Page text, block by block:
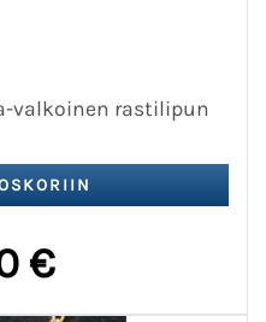
valkoinen rastilipun
€